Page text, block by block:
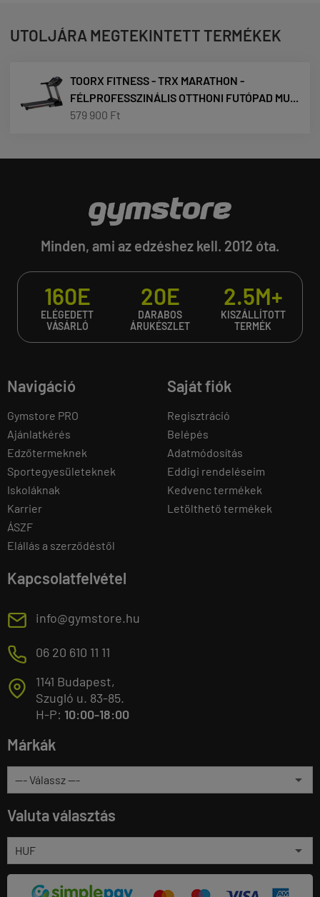
UTOLJÁRA MEGTEKINTETT TERMÉKEK
TOORX FITNESS - TRX MARATHON -
FÉLPROFESSZINÁLIS OTTHONI FUTÓPAD MU...
579 900 Ft
Minden, ami az edzéshez kell. 2012 óta.
160E
ELÉGEDETT
VÁSÁRLÓ
20E
DARABOS
ÁRUKÉSZLET
2.5M+
KISZÁLLÍTOTT
TERMÉK
Navigáció
Gymstore PRO
Ajánlatkérés
Edzőtermeknek
Sportegyesületeknek
Iskoláknak
Karrier
ÁSZF
Elállás a szerződéstől
Saját fiók
Regisztráció
Belépés
Adatmódosítás
Eddigi rendeléseim
Kedvenc termékek
Letölthető termékek
Kapcsolatfelvétel
E info@gymstore.hu
M 06 20 610 11 11
T
1141 Budapest,
Szugló u. 83-85.
H-P: 10:00-18:00
Márkák
Valuta választás